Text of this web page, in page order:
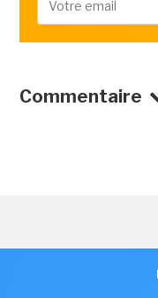
Commentaire